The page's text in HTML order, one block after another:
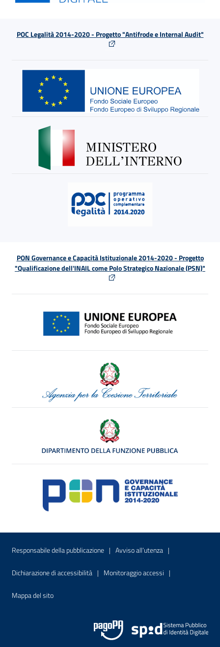
POC Legalità 2014-2020 - Progetto "Antifrode e Internal Audit"
PON Governance e Capacità Istituzionale 2014-2020 - Progetto
"Qualificazione dell'INAIL come Polo Strategico Nazionale (PSN)"
Menu di servizio
Responsabile della pubblicazione Sito interno - Apre in una nuova
Avviso all’utenza Sito interno -
Dichiarazione di accessibilità Sito interno - Apre in una nuova finestra
Monitoraggio accessi Sito interno -
Mappa del sitoSito interno - Apre nella stessa finestra